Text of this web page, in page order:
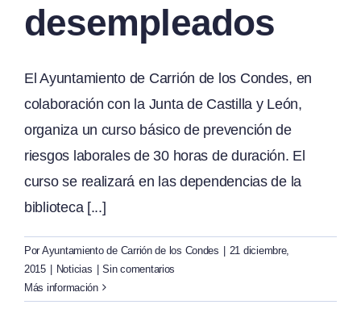
desempleados
El Ayuntamiento de Carrión de los Condes, en
colaboración con la Junta de Castilla y León,
organiza un curso básico de prevención de
riesgos laborales de 30 horas de duración. El
curso se realizará en las dependencias de la
biblioteca [...]
Por Ayuntamiento de Carrión de los Condes
21 diciembre,
2015
Noticias
Sin comentarios
Más información